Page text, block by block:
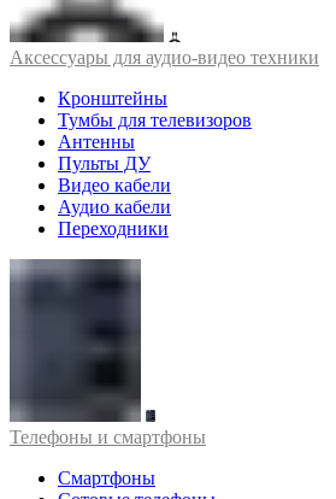
Аксессуары для аудио-видео техники
Кронштейны
Тумбы для телевизоров
Антенны
Пульты ДУ
Видео кабели
Аудио кабели
Переходники
Телефоны и смартфоны
Смартфоны